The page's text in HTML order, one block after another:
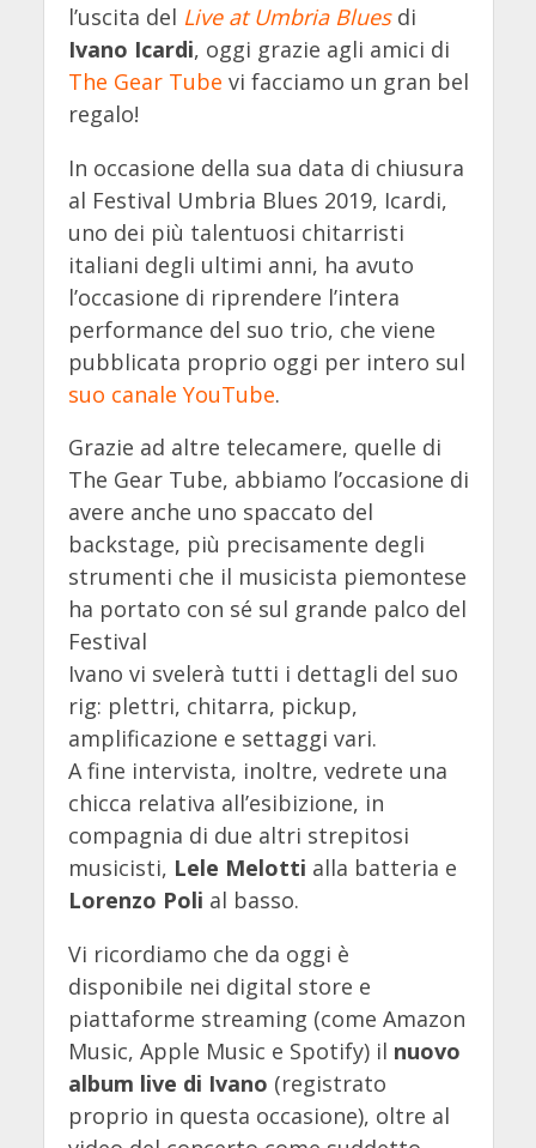
l’uscita del Live at Umbria Bluesdi
Ivano Icardi, oggi grazie agli amici di
The Gear Tube vi facciamo un gran bel
regalo!
In occasione della sua data di chiusura
al Festival Umbria Blues 2019, Icardi,
uno dei più talentuosi chitarristi
italiani degli ultimi anni, ha avuto
l’occasione di riprendere l’intera
performance del suo trio, che viene
pubblicata proprio oggi per intero sul
suo canale YouTube.
Grazie ad altre telecamere, quelle di
The Gear Tube, abbiamo l’occasione di
avere anche uno spaccato del
backstage, più precisamente degli
strumenti che il musicista piemontese
ha portato con sé sul grande palco del
Festival
Ivano vi svelerà tutti i dettagli del suo
rig: plettri, chitarra, pickup,
amplificazione e settaggi vari.
A fine intervista, inoltre, vedrete una
chicca relativa all’esibizione, in
compagnia di due altri strepitosi
musicisti, Lele Melotti alla batteria e
Lorenzo Poli al basso.
Vi ricordiamo che da oggi è
disponibile nei digital store e
piattaforme streaming (come Amazon
Music, Apple Music e Spotify) il nuovo
album live di Ivano (registrato
proprio in questa occasione), oltre al